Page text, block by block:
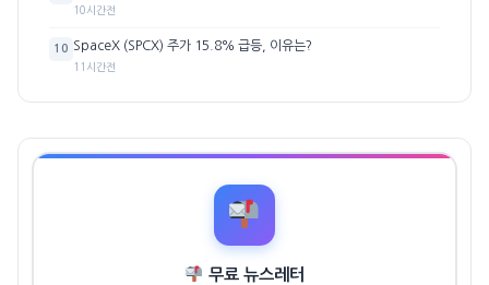
10시간전
10 SpaceX (SPCX) 주가 15.8% 급등, 이유는?
11시간전
무료 뉴스레터